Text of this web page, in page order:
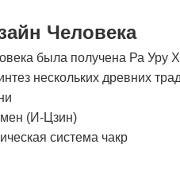
Человека
была получена Ра Уру
нескольких древних
(И-Цзин)
система чакр